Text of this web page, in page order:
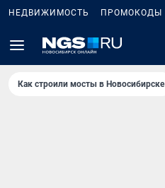
НЕДВИЖИМОСТЬ ПРОМОКОДЫ
Как строили мосты в Новосибирске